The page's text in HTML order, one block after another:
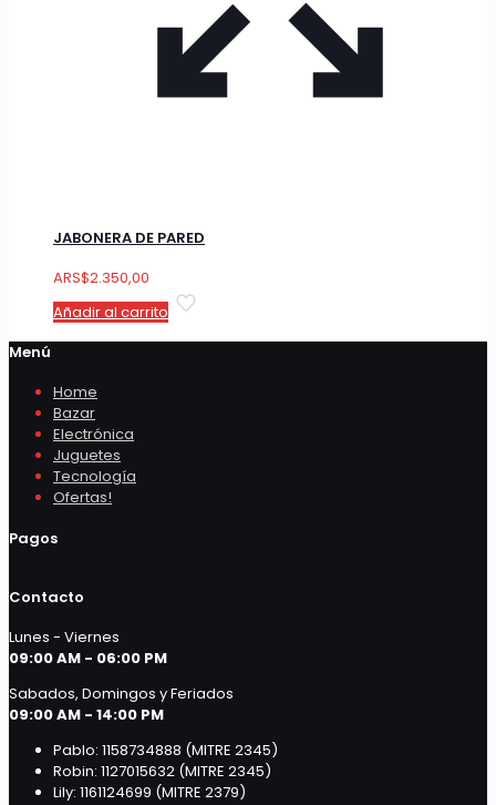
JABONERA DE PARED
ARS$2.350,00
Añadir al carrito
Menú
Home
Bazar
Electrónica
Juguetes
Tecnología
Ofertas!
Pagos
Contacto
Lunes - Viernes
09:00 AM - 06:00 PM
Sabados, Domingos y Feriados
09:00 AM - 14:00 PM
Pablo: 1158734888 (MITRE 2345)
Robin: 1127015632 (MITRE 2345)
Lily: 1161124699 (MITRE 2379)